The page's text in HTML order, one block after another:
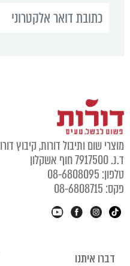
מוצרי שום ותיבול דורות, קיבוץ
ד.נ. 7917500 חוף אשקלון
טלפון: 08-6808095
פקס: 08-6808715
דברו איתנו